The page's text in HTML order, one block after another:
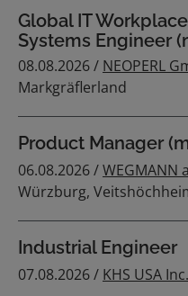
Global IT
Systems Engineer
08.08.2026 / NEOPERL
Markgräflerland
Product Manager
06.08.2026 /WEGMANN
Würzburg,
Industrial Engineer
07.08.2026 / KHS USA Inc.